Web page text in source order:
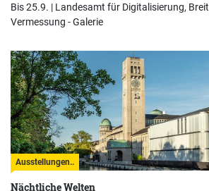
Bis 25.9. | Landesamt für Digitalisierung,
Vermessung - Galerie
Ausstellungen..
Nächtliche Welten